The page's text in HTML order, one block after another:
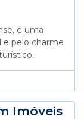
é uma
e pelo charme
Imóveis